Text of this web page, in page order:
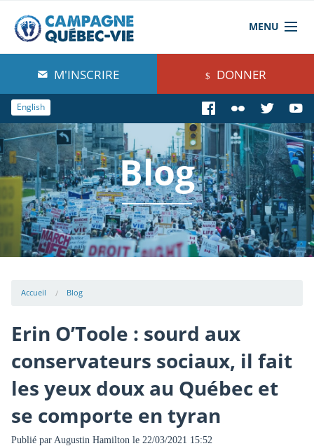
MENU
À propos de nous
Blog
Comprendre
Agir
Boutique
M'INSCRIRE DONNER
English
Blog
Accueil Blog
Erin O’Toole : sourd aux
conservateurs sociaux, il fait
les yeux doux au Québec et
se comporte en tyran
Publié par Augustin Hamilton le 22/03/2021 15:52